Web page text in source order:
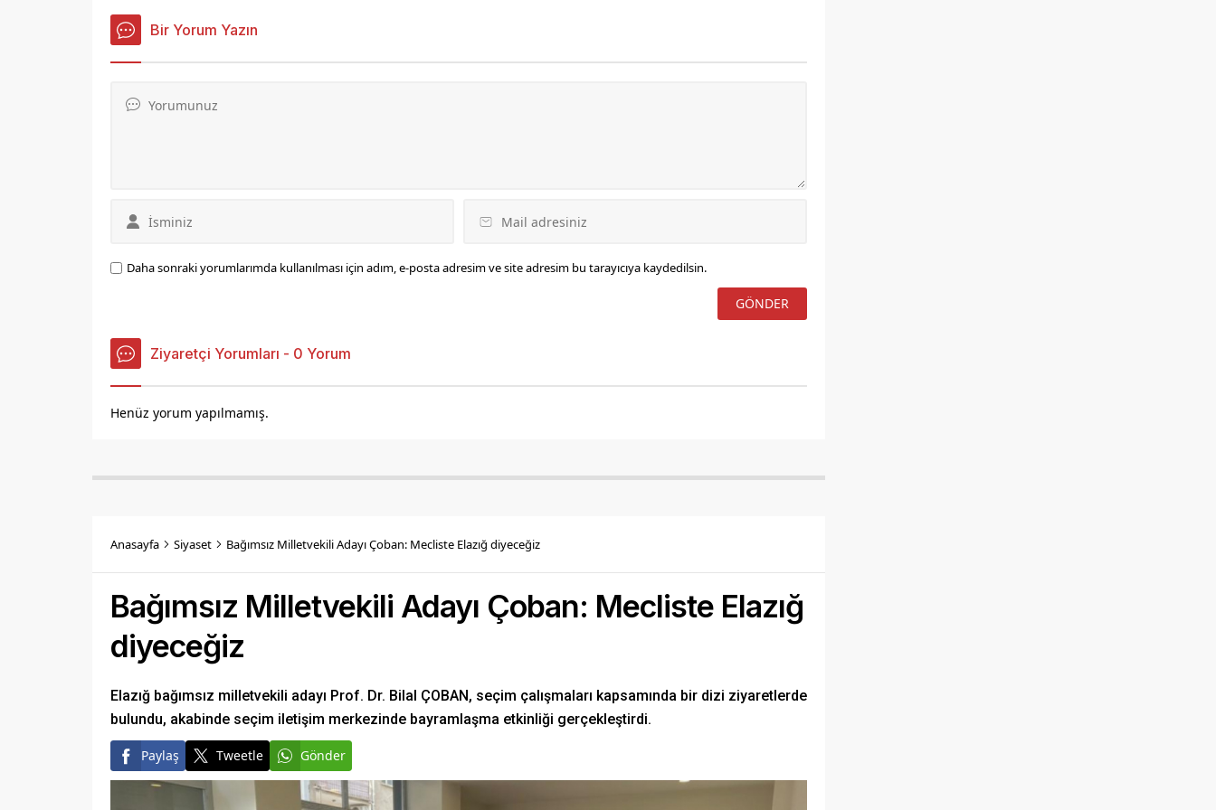
saydılar. Yani 41 yıl aradan
Bir Yorum Yazın
Daha sonraki yorumlarımda kullanılması için adım, e-posta adresim ve site adresim bu tarayıcıya kaydedilsin.
Ziyaretçi Yorumları - 0 Yorum
Henüz yorum yapılmamış.
Anasayfa Siyaset Bağımsız Milletvekili Adayı Çoban: Mecliste Elazığ diyeceğiz
Bağımsız Milletvekili Adayı Çoban: Mecliste Elazığ
diyeceğiz
Elazığ bağımsız milletvekili adayı Prof. Dr. Bilal ÇOBAN, seçim çalışmaları kapsamında bir dizi ziyaretlerde
bulundu, akabinde seçim iletişim merkezinde bayramlaşma etkinliği gerçekleştirdi.
Paylaş Tweetle Gönder